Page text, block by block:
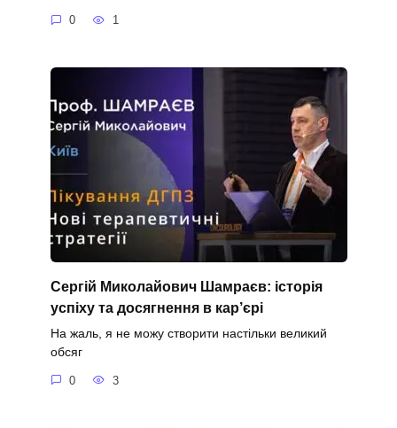
0 1
Сергій Миколайович Шамраєв: історія
успіху та досягнення в кар’єрі
На жаль, я не можу створити настільки великий
обсяг
0 3